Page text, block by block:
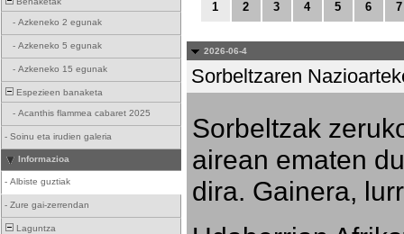
- Azkeneko 2 egunak
- Azkeneko 5 egunak
- Azkeneko 15 egunak
Espezieen banaketa
- Acanthis flammea cabaret 2025
- Soinu eta irudien galeria
Informazioa
- Albiste guztiak
- Zure gai-zerrendan
Laguntza
1 2 3 4 5 6 7
2026-06-4
Sorbeltzaren
Sorbeltzak
airean ematen
dira. Gainera,